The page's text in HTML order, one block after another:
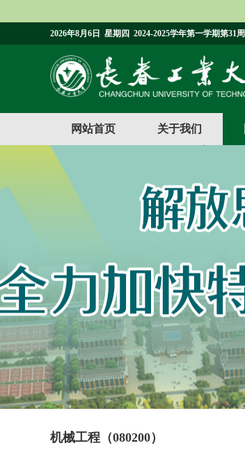
2026年8月6日 星期四 2024-2025学年第一学期第31周
网站首页 关于我们
机械工程（080200）